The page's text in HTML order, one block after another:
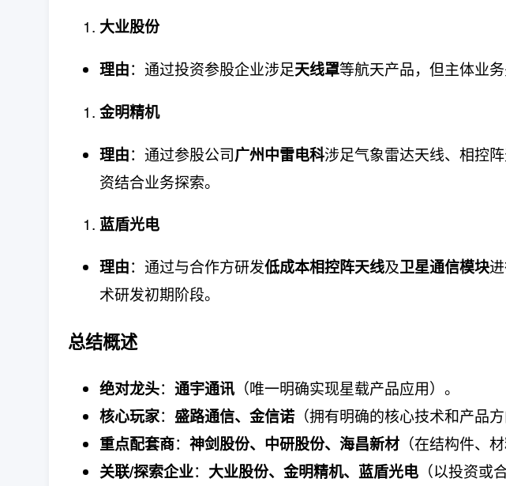
大业股份
理由：通过投资参股企业涉足天线罩等航天产品，但主体业务
金明精机
理由：通过参股公司广州中雷电科涉足气象雷达天线、相控
资结合业务探索。
蓝盾光电
理由：通过与合作方研发低成本相控阵天线及卫星通信模块
术研发初期阶段。
总结概述
绝对龙头： 通宇通讯 （唯一明确实现星载产品应用）。
核心玩家： 盛路通信、金信诺 （拥有明确的核心技术和产品方
重点配套商： 神剑股份、中研股份、海昌新材 （在结构件、
关联/探索企业： 大业股份、金明精机、蓝盾光电 （以投资